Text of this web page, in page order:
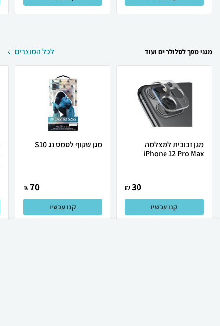
מגני מסך לסלולריים ועוד לכל המוצרים
מגן זכוכית למצלמה
iPhone 12 Pro Max
30
₪
קנו עכשיו
מגן שקוף לסמסונג S10
70
₪
קנו עכשיו